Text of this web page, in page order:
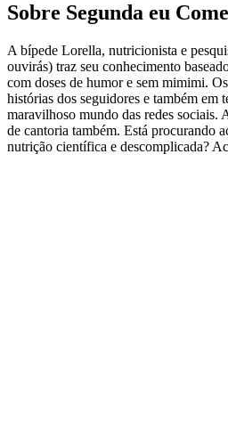
Sobre Segunda eu
A bípede Lorella, nutricionista e
ouvirás) traz seu conhecimento
com doses de humor e sem mimimi.
histórias dos seguidores e também em
maravilhoso mundo das redes sociais.
de cantoria também. Está procurando
nutrição científica e descomplicada?